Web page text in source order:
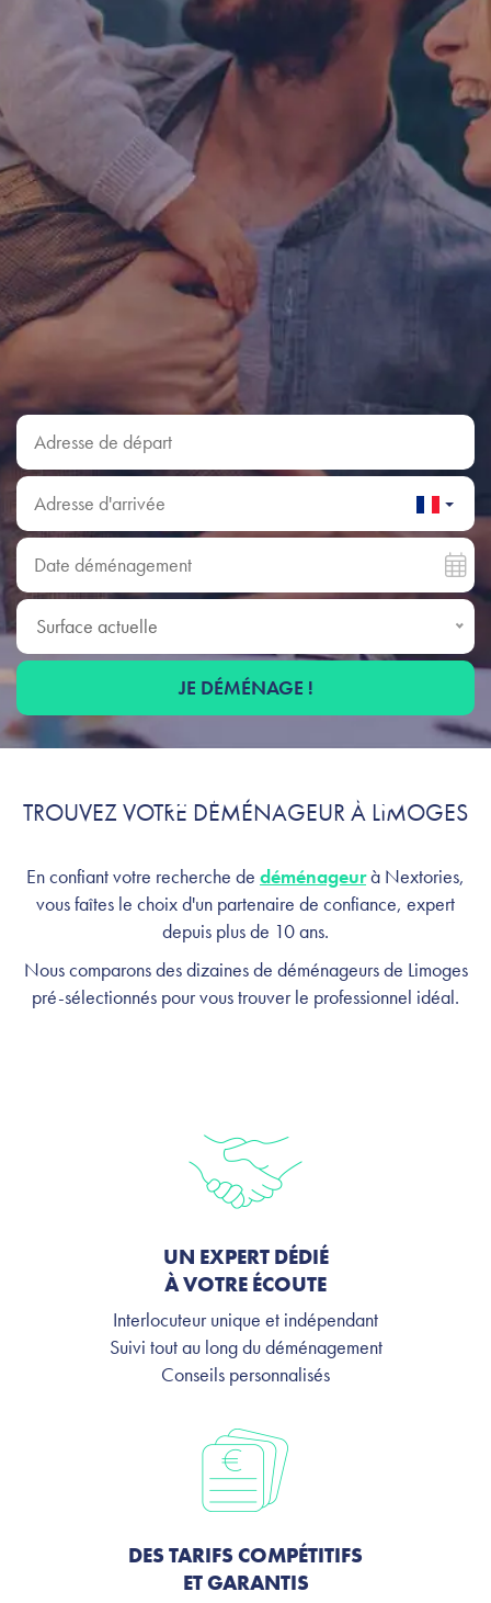
Déménagement à Limoges :
Adresse de départ
Adresse d'arrivée
Date déménagement
Surface actuelle
Surface actuelle
JE DÉMÉNAGE !
TROUVEZ VOTRE DÉMÉNAGEUR À LIMOGES
En confiant votre recherche de déménageurà Nextories,
vous faîtes le choix d'un partenaire de confiance, expert
depuis plus de 10 ans.
Nous comparons des dizaines de déménageurs de Limoges
pré-sélectionnés pour vous trouver le professionnel idéal.
UN EXPERT DÉDIÉ
À VOTRE ÉCOUTE
Interlocuteur unique et indépendant
Suivi tout au long du déménagement
Conseils personnalisés
DES TARIFS COMPÉTITIFS
ET GARANTIS